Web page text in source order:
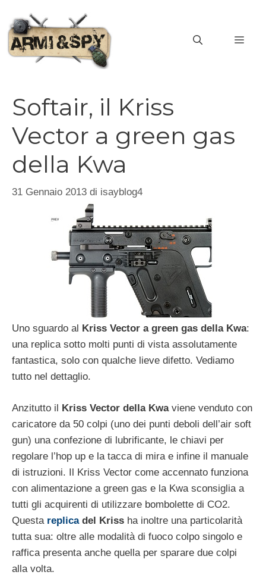
contenuto
Softair, il Kriss
Vector a green gas
della Kwa
31 Gennaio 2013 di isayblog4
Uno sguardo al Kriss Vector a green gas della Kwa:
una replica sotto molti punti di vista assolutamente
fantastica, solo con qualche lieve difetto. Vediamo
tutto nel dettaglio.
Anzitutto il Kriss Vector della Kwaviene venduto con
caricatore da 50 colpi (uno dei punti deboli dell’air soft
gun) una confezione di lubrificante, le chiavi per
regolare l’hop up e la tacca di mira e infine il manuale
di istruzioni. Il Kriss Vector come accennato funziona
con alimentazione a green gas e la Kwa sconsiglia a
tutti gli acquirenti di utilizzare bombolette di CO2.
Questa replicadel Kriss ha inoltre una particolarità
tutta sua: oltre alle modalità di fuoco colpo singolo e
raffica presenta anche quella per sparare due colpi
alla volta.